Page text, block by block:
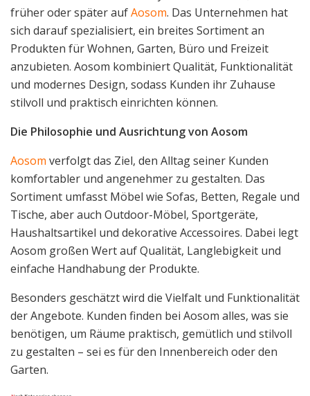
früher oder später aufAosom. Das Unternehmen hat
sich darauf spezialisiert, ein breites Sortiment an
Produkten für Wohnen, Garten, Büro und Freizeit
anzubieten. Aosom kombiniert Qualität, Funktionalität
und modernes Design, sodass Kunden ihr Zuhause
stilvoll und praktisch einrichten können.
Die Philosophie und Ausrichtung von Aosom
Aosom verfolgt das Ziel, den Alltag seiner Kunden
komfortabler und angenehmer zu gestalten. Das
Sortiment umfasst Möbel wie Sofas, Betten, Regale und
Tische, aber auch Outdoor-Möbel, Sportgeräte,
Haushaltsartikel und dekorative Accessoires. Dabei legt
Aosom großen Wert auf Qualität, Langlebigkeit und
einfache Handhabung der Produkte.
Besonders geschätzt wird die Vielfalt und Funktionalität
der Angebote. Kunden finden bei Aosom alles, was sie
benötigen, um Räume praktisch, gemütlich und stilvoll
zu gestalten – sei es für den Innenbereich oder den
Garten.